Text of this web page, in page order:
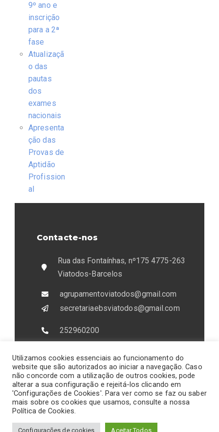
9º ano e
inscrição
para a 2ª
fase
Atualizaçã
o das
pautas
dos
exames
nacionais
Apresenta
ção das
Provas de
Aptidão
Profission
al
Contacte-nos
Rua das Fontaínhas, nº175 4775-263
Viatodos-Barcelos
agrupamentoviatodos@gmail.com
secretariaebsviatodos@gmail.com
252960200
933407151
Fax:252960209
Agrupamento de Escolas de Vale D’Este
Utilizamos cookies essenciais ao funcionamento do
website que são autorizados ao iniciar a navegação. Caso
não concorde com a utilização de outros cookies, pode
alterar a sua configuração e rejeitá-los clicando em
'Configurações de Cookies'. Para ver como se faz ou saber
mais sobre os cookies que usamos, consulte a nossa
Política de Cookies.
Configurações de cookies Aceitar Todos